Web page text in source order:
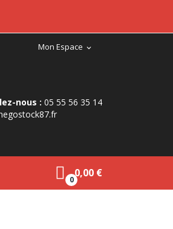
Mon Espace expand_more
0
0,00 €
nous : 05 55 56 35 14